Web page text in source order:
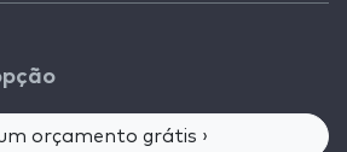
orçamento grátis ›